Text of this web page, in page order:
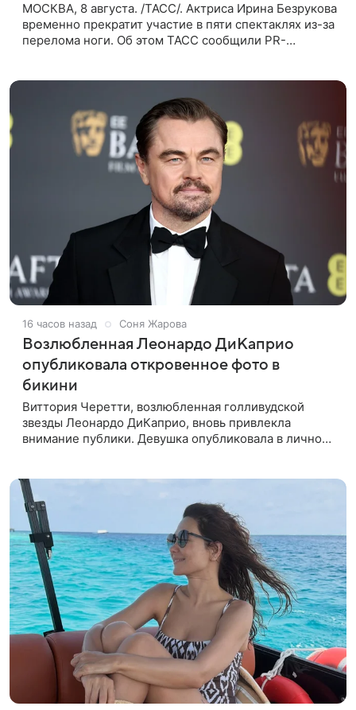
МОСКВА, 8 августа. /ТАСС/. Актриса Ирина Безрукова
временно прекратит участие в пяти спектаклях из-за
перелома ноги. Об этом ТАСС сообщили PR-
16 часов назад Соня Жарова
Возлюбленная Леонардо ДиКаприо
опубликовала откровенное фото в
бикини
Виттория Черетти, возлюбленная голливудской
звезды Леонардо ДиКаприо, вновь привлекла
внимание публики. Девушка опубликовала в личном